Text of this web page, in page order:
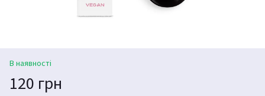
В наявності
120 грн